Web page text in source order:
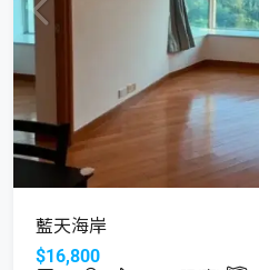
藍天海岸
$16,800